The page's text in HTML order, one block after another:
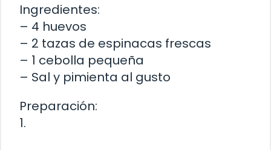
Ingredientes:
– 4 huevos
– 2 tazas de espinacas frescas
– 1 cebolla pequeña
– Sal y pimienta al gusto
Preparación:
1.